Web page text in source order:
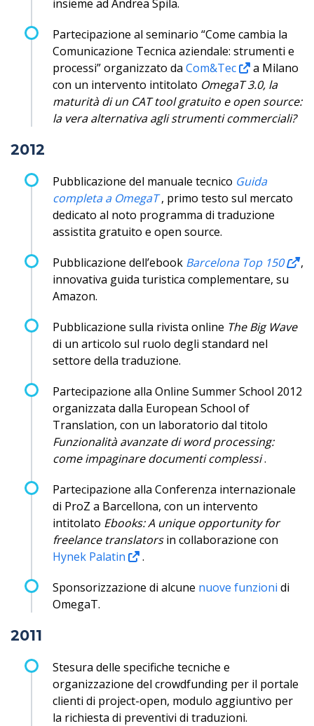
insieme ad Andrea Spila.
Partecipazione al seminario “Come cambia la
Comunicazione Tecnica aziendale: strumenti e
processi” organizzato da Com&Tec
a Milano
con un intervento intitolato OmegaT 3.0, la
maturità di un CAT tool gratuito e open source:
la vera alternativa agli strumenti commerciali?
2012
Pubblicazione del manuale tecnico Guida
completa a OmegaT , primo testo sul mercato
dedicato al noto programma di traduzione
assistita gratuito e open source.
Pubblicazione dell’ebook Barcelona Top 150
,
innovativa guida turistica complementare, su
Amazon.
Pubblicazione sulla rivista online The Big Wave
di un articolo sul ruolo degli standard nel
settore della traduzione.
Partecipazione alla Online Summer School 2012
organizzata dalla European School of
Translation, con un laboratorio dal titolo
Funzionalità avanzate di word processing:
come impaginare documenti complessi.
Partecipazione alla Conferenza internazionale
di ProZ a Barcellona, con un intervento
intitolato Ebooks: A unique opportunity for
freelance translatorsin collaborazione con
Hynek Palatin
.
Sponsorizzazione di alcune nuove funzioni di
OmegaT.
2011
Stesura delle specifiche tecniche e
organizzazione del crowdfunding per il portale
clienti di project-open, modulo aggiuntivo per
la richiesta di preventivi di traduzioni.